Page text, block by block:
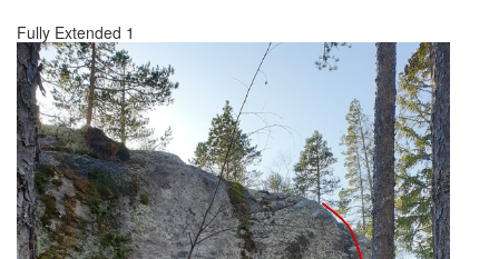
Fully Extended 1